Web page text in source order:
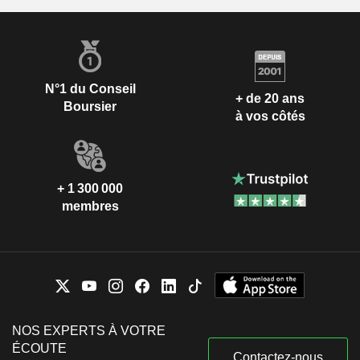
N°1 du Conseil
Boursier
+ de 20 ans
à vos côtés
+ 1 300 000
membres
NOS EXPERTS À VOTRE
ÉCOUTE
Contactez-nous